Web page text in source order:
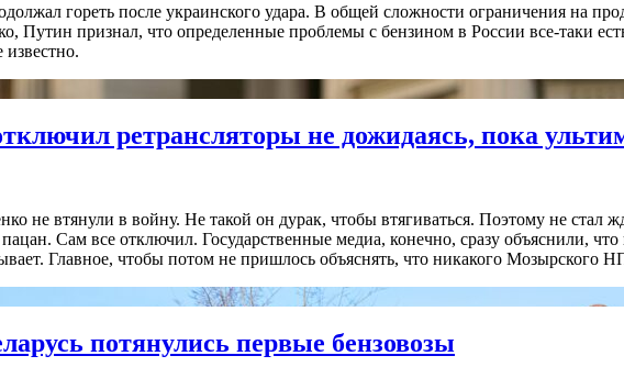
гореть после украинского удара. В общей сложности ограничения на
признал, что определенные проблемы с бензином в России все-таки
ретрансляторы не дожидаясь, пока
не втянули в войну. Не такой он дурак, чтобы втягиваться. Поэтому не стал
Сам все отключил. Государственные медиа, конечно, сразу объяснили,
Главное, чтобы потом не пришлось объяснять, что никакого Мозырского
потянулись первые бензовозы